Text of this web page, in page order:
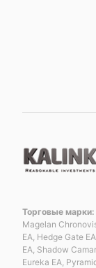
Торговые марки:
Magelan
EA, Hedge Gate
EA, Shadow
Eureka EA,